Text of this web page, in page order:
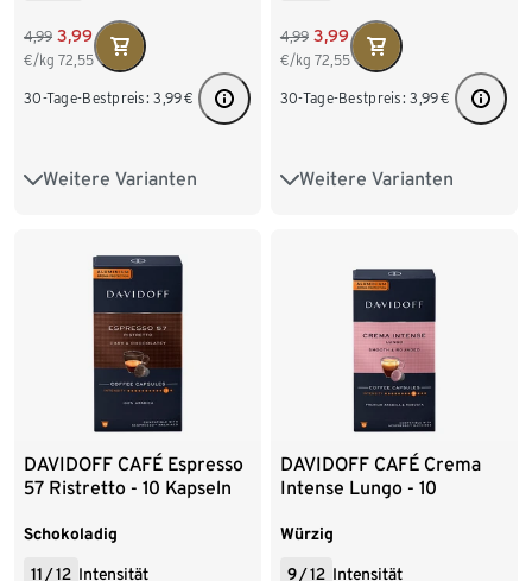
4,99 3,99
€/kg 72,55
30-Tage-Bestpreis: 3,99€
Weitere Varianten
10 Kapseln 100 Kapseln
4,99 3,99
€/kg 72,55
30-Tage-Bestpreis: 3,99€
Weitere Varianten
10 Kapseln 100 Kapseln
DAVIDOFF CAFÉ Espresso
57 Ristretto - 10 Kapseln
Schokoladig
11/12 Intensität
DAVIDOFF CAFÉ Crema
Intense Lungo - 10
Würzig
9/12 Intensität